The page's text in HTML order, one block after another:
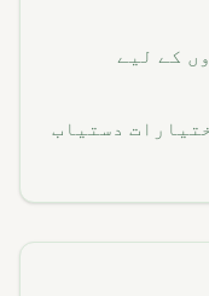
کے لیے
دستیاب